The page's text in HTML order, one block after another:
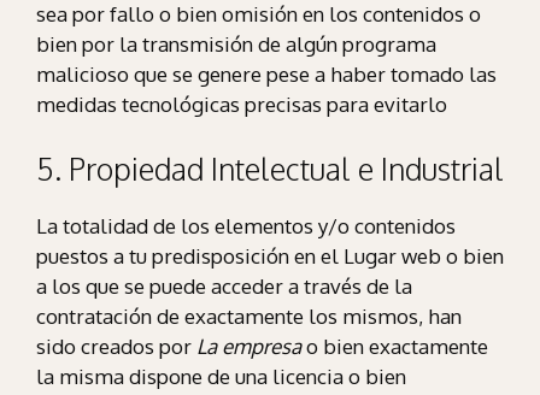
sea por fallo o bien omisión en los contenidos o
bien por la transmisión de algún programa
malicioso que se genere pese a haber tomado las
medidas tecnológicas precisas para evitarlo
5. Propiedad Intelectual e Industrial
La totalidad de los elementos y/o contenidos
puestos a tu predisposición en el Lugar web o bien
a los que se puede acceder a través de la
contratación de exactamente los mismos, han
sido creados por La empresao bien exactamente
la misma dispone de una licencia o bien